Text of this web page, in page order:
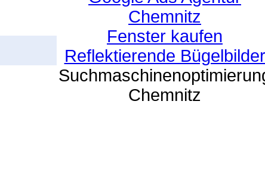
Chemnitz
Fenster kaufen
Reflektierende Bügelbilder
Chemnitz